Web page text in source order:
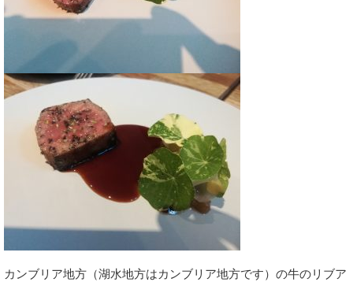
カンブリア地方（湖水地方はカンブリア地方です）の牛のリブア